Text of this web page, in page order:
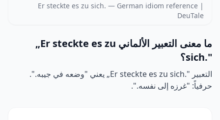
Er steckte es zu sich. — German idiom reference |
DeuTale
ما معنى التعبير الألماني „Er steckte es zu
sich."؟
التعبير „Er steckte es zu sich." يعني "وضعه في جيبه.".
حرفياً: "غرزه إلى نفسه.".